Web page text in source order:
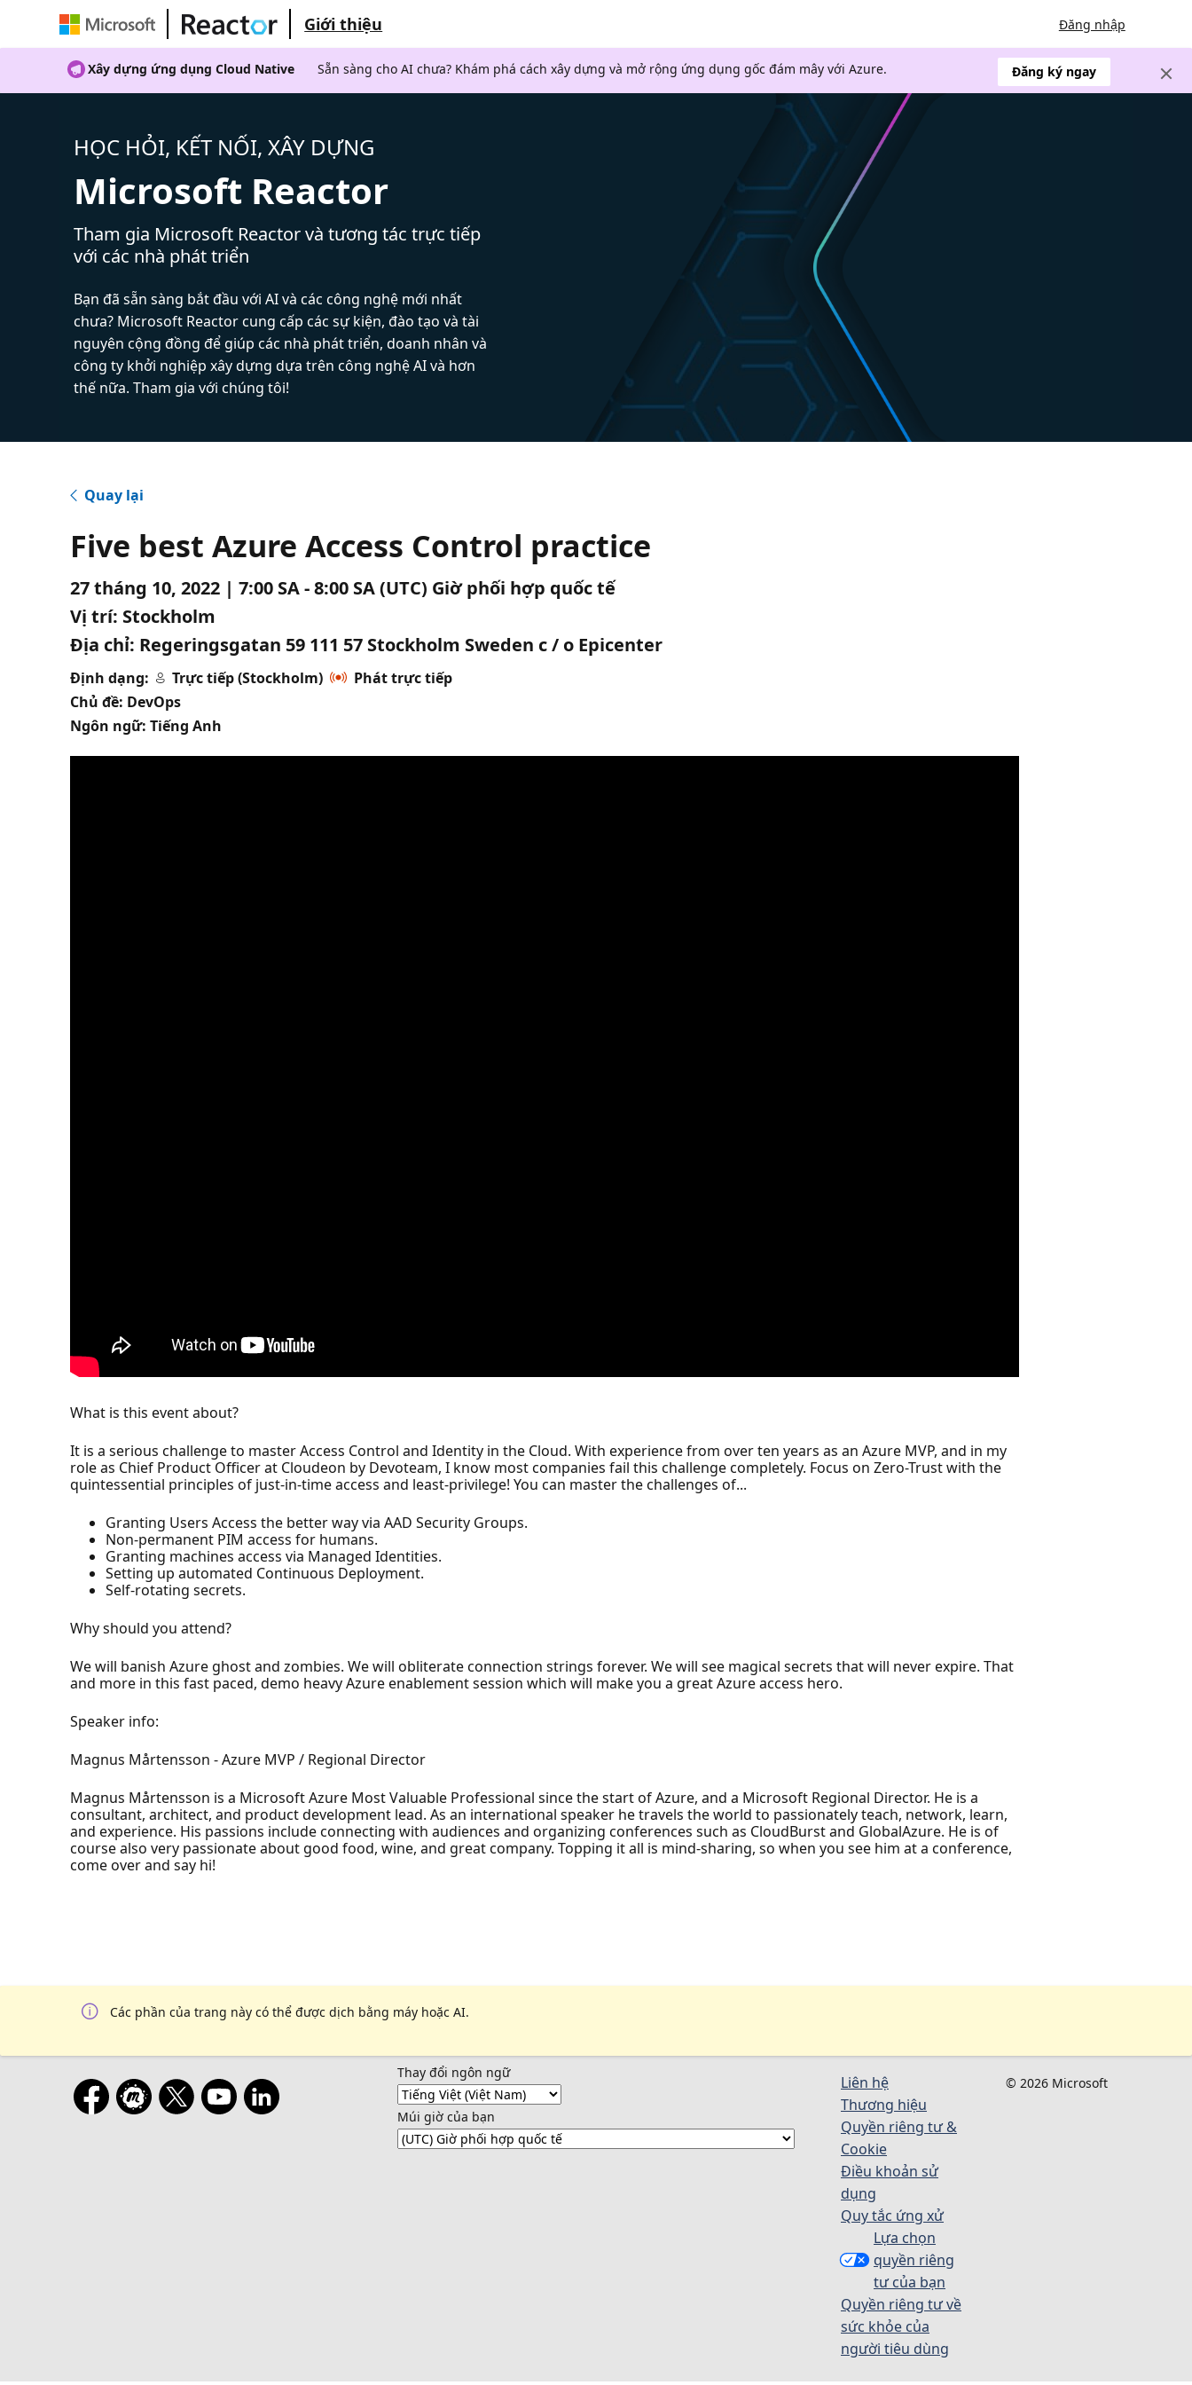
Giới thiệu Đăng nhập
Xây dựng ứng dụng Cloud Native Sẵn sàng cho AI chưa? Khám phá cách xây dựng và mở rộng ứng dụng gốc đám mây với Azure. Đăng ký ngay
HỌC HỎI, KẾT NỐI, XÂY DỰNG
Microsoft Reactor
Tham gia Microsoft Reactor và tương tác trực tiếp
với các nhà phát triển
Bạn đã sẵn sàng bắt đầu với AI và các công nghệ mới nhất
chưa? Microsoft Reactor cung cấp các sự kiện, đào tạo và tài
nguyên cộng đồng để giúp các nhà phát triển, doanh nhân và
công ty khởi nghiệp xây dựng dựa trên công nghệ AI và hơn
thế nữa. Tham gia với chúng tôi!
Quay lại
Five best Azure Access Control practice
27 tháng 10, 2022 | 7:00 SA - 8:00 SA (UTC) Giờ phối hợp quốc tế
Vị trí: Stockholm
Địa chỉ: Regeringsgatan 59 111 57 Stockholm Sweden c / o Epicenter
Định dạng: Trực tiếp (Stockholm)
Phát trực tiếp
Chủ đề: DevOps
Ngôn ngữ: Tiếng Anh
What is this event about?
It is a serious challenge to master Access Control and Identity in the Cloud. With experience from over ten years as an Azure MVP, and in my
role as Chief Product Officer at Cloudeon by Devoteam, I know most companies fail this challenge completely. Focus on Zero-Trust with the
quintessential principles of just-in-time access and least-privilege! You can master the challenges of...
Granting Users Access the better way via AAD Security Groups.
Non-permanent PIM access for humans.
Granting machines access via Managed Identities.
Setting up automated Continuous Deployment.
Self-rotating secrets.
Why should you attend?
We will banish Azure ghost and zombies. We will obliterate connection strings forever. We will see magical secrets that will never expire. That
and more in this fast paced, demo heavy Azure enablement session which will make you a great Azure access hero.
Speaker info:
Magnus Mårtensson - Azure MVP / Regional Director
Magnus Mårtensson is a Microsoft Azure Most Valuable Professional since the start of Azure, and a Microsoft Regional Director. He is a
consultant, architect, and product development lead. As an international speaker he travels the world to passionately teach, network, learn,
and experience. His passions include connecting with audiences and organizing conferences such as CloudBurst and GlobalAzure. He is of
course also very passionate about good food, wine, and great company. Topping it all is mind-sharing, so when you see him at a conference,
come over and say hi!
Các phần của trang này có thể được dịch bằng máy hoặc AI.
Thay đổi ngôn ngữ
Múi giờ của bạn
Liên hệ
Thương hiệu
Quyền riêng tư &
Cookie
Điều khoản sử
dụng
Quy tắc ứng xử
Lựa chọn
quyền riêng
tư của bạn
Quyền riêng tư về
sức khỏe của
người tiêu dùng
© 2026 Microsoft